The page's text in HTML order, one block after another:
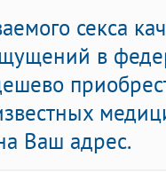
секса
в
Ваш адрес.